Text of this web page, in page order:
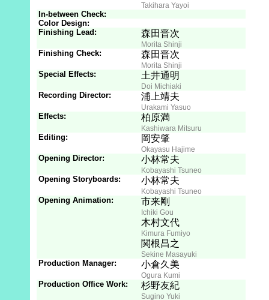
Takihara Yayoi
In-between Check:
Color Design:
Finishing Lead:
森田晋次
Morita Shinji
Finishing Check: 森田晋次
Morita Shinji
Special Effects: 土井通明
Doi Michiaki
Recording Director: 浦上靖夫
Urakami Yasuo
Effects: 柏原満
Kashiwara Mitsuru
Editing: 岡安肇
Okayasu Hajime
Opening Director: 小林常夫
Kobayashi Tsuneo
Opening Storyboards: 小林常夫
Kobayashi Tsuneo
Opening Animation: 市来剛
Ichiki Gou
木村文代
Kimura Fumiyo
関根昌之
Sekine Masayuki
Production Manager: 小倉久美
Ogura Kumi
Production Office Work: 杉野友紀
Sugino Yuki